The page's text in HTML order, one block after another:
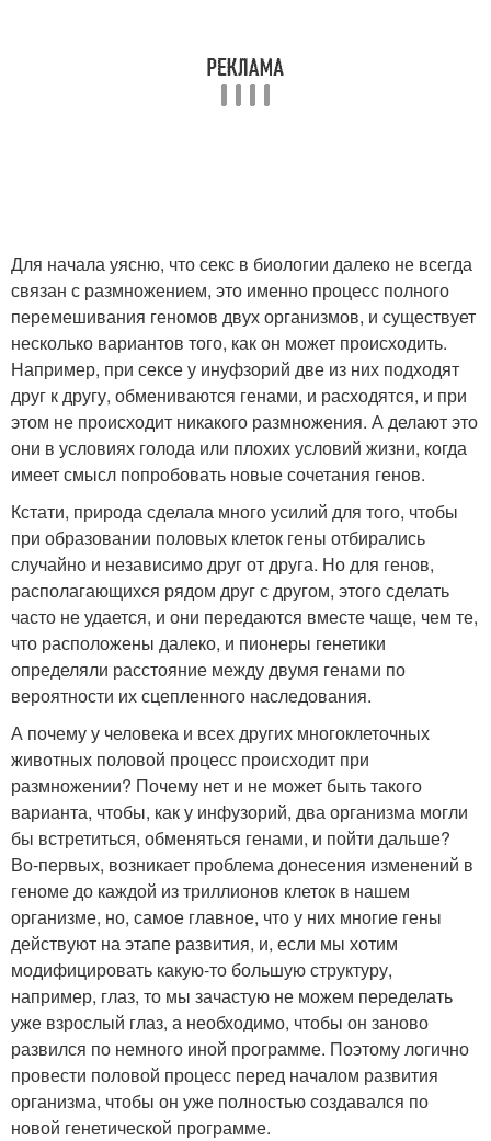
Для начала уясню, что секс в биологии далеко не всегда
связан с размножением, это именно процесс полного
перемешивания геномов двух организмов, и существует
несколько вариантов того, как он может происходить.
Например, при сексе у инуфзорий две из них подходят
друг к другу, обмениваются генами, и расходятся, и при
этом не происходит никакого размножения. А делают это
они в условиях голода или плохих условий жизни, когда
имеет смысл попробовать новые сочетания генов.
Кстати, природа сделала много усилий для того, чтобы
при образовании половых клеток гены отбирались
случайно и независимо друг от друга. Но для генов,
располагающихся рядом друг с другом, этого сделать
часто не удается, и они передаются вместе чаще, чем те,
что расположены далеко, и пионеры генетики
определяли расстояние между двумя генами по
вероятности их сцепленного наследования.
А почему у человека и всех других многоклеточных
животных половой процесс происходит при
размножении? Почему нет и не может быть такого
варианта, чтобы, как у инфузорий, два организма могли
бы встретиться, обменяться генами, и пойти дальше?
Во-первых, возникает проблема донесения изменений в
геноме до каждой из триллионов клеток в нашем
организме, но, самое главное, что у них многие гены
действуют на этапе развития, и, если мы хотим
модифицировать какую-то большую структуру,
например, глаз, то мы зачастую не можем переделать
уже взрослый глаз, а необходимо, чтобы он заново
развился по немного иной программе. Поэтому логично
провести половой процесс перед началом развития
организма, чтобы он уже полностью создавался по
новой генетической программе.